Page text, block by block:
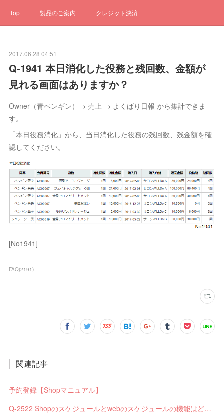
Top 製品のご案内 クレジット決済
ステータス
2017.06.28 04:51
Q-1941 本日消化した役務と残回数、金額が
見れる画面はありますか？
Owner（青ペンギン）→ 売上 → よくばり日報 から集計できま
す。
「本日役務消化」から、当日消化した役務の残回数、残金額を確
認してください。
[No1941]
FAQ(2191)
関連記事
予約登録【Shopマニュアル】
Q-2522 Shopのスケジュールとwebのスケジュールの機能はどう違いますか？